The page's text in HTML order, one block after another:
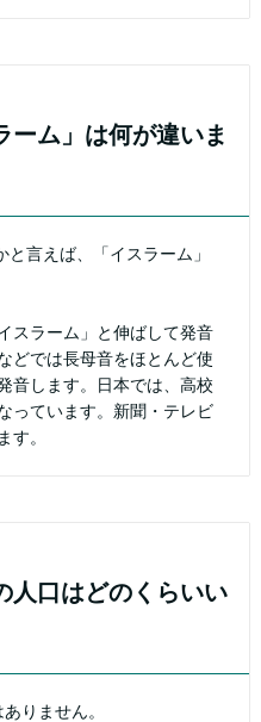
ーム」は何が違いま
言えば、「イスラーム」
スラーム」と伸ばして発音
どでは長母音をほとんど使
音します。日本では、高校
っています。新聞・テレビ
す。
人口はどのくらいい
りません。